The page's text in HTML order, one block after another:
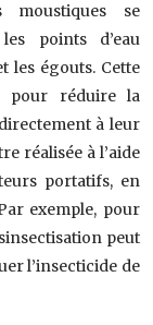
se
points d’eau
les égouts. Cette
pour réduire la
à leur
réalisée à l’aide
portatifs, en
exemple, pour
peut
l’insecticide de